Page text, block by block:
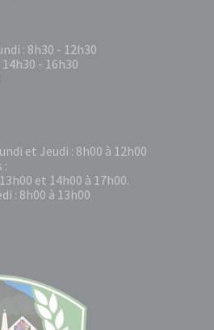
: 8h30 - 12h30
- 16h30
et Jeudi : 8h00 à 12h00
:
et 14h00 à 17h00.
: 8h00 à 13h00